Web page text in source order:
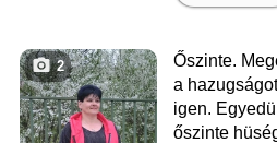
2
Őszinte.
a
igen.
őszinte